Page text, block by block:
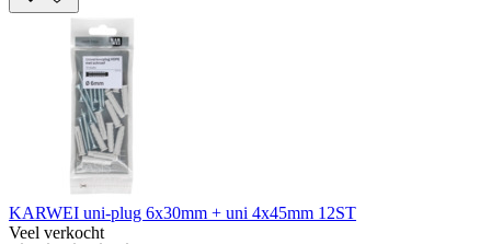
KARWEI uni-plug 6x30mm + uni 4x45mm 12ST
Veel verkocht